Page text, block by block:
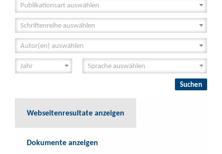
Publikationsart auswählen
Schriftenreihe auswählen
Autor(en) auswählen
Webseitenresultate anzeigen
Dokumente anzeigen